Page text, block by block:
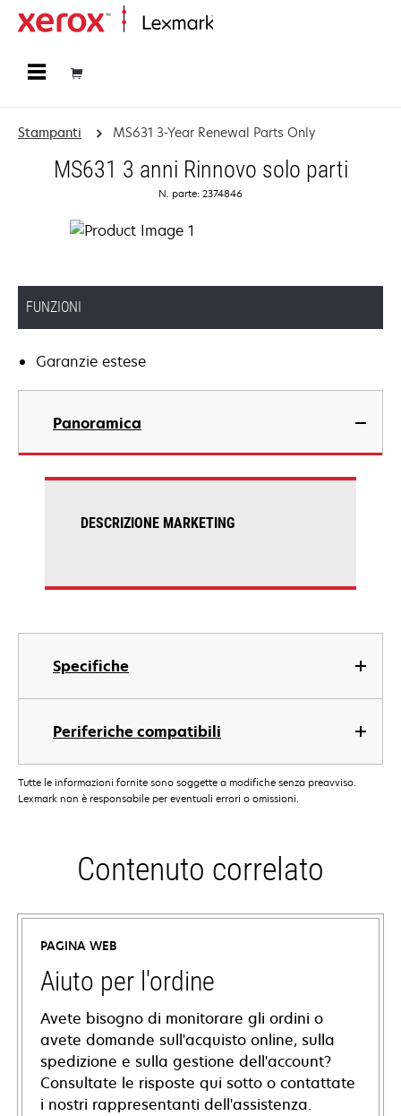
Stampanti MS631 3-Year Renewal Parts Only
MS631 3 anni Rinnovo solo parti
N. parte: 2374846
FUNZIONI
Garanzie estese
Panoramica
Specifiche
Periferiche compatibili
DESCRIZIONE MARKETING
Tutte le informazioni fornite sono soggette a modifiche senza preavviso.
Lexmark non è responsabile per eventuali errori o omissioni.
Contenuto correlato
PAGINA WEB
Aiuto per l'ordine
Avete bisogno di monitorare gli ordini o
avete domande sull'acquisto online, sulla
spedizione e sulla gestione dell'account?
Consultate le risposte qui sotto o contattate
i nostri rappresentanti dell'assistenza.